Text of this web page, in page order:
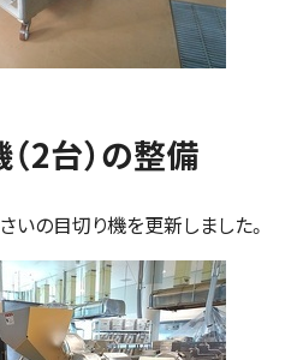
2台）の整備
の目切り機を更新しました。